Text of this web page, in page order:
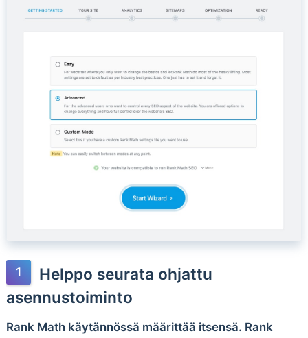
Helppo seurata ohjattu
asennustoiminto
Rank Math käytännössä määrittää itsensä. Rank